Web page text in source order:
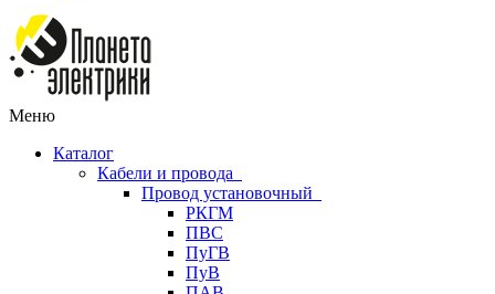
Меню
Каталог
Кабели и провода
Провод установочный
РКГМ
ПВС
ПуГВ
ПуВ